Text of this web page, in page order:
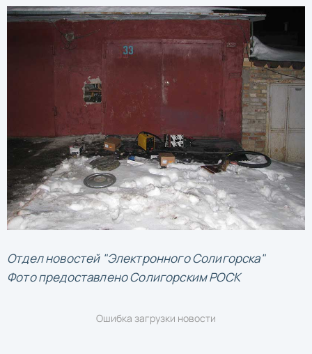
Отдел новостей "Электронного Солигорска"
Фото предоставлено Солигорским РОСК
Ошибка загрузки новости